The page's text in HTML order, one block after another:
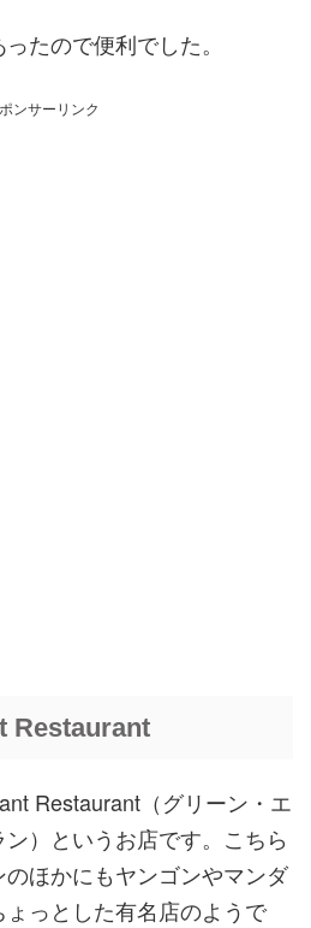
たので便利でした。
ンサーリンク
Restaurant
Restaurant（グリーン・エ
）というお店です。こちら
ほかにもヤンゴンやマンダ
っとした有名店のようで